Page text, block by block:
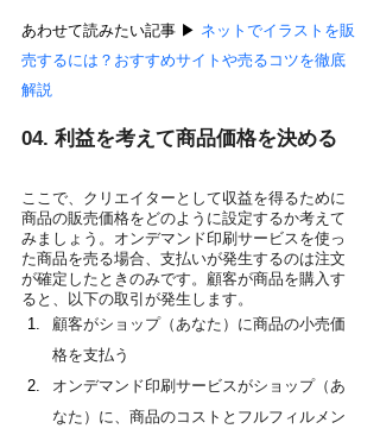
あわせて読みたい記事 ▶︎ ネットでイラストを販
売するには？おすすめサイトや売るコツを徹底
解説
04. 利益を考えて商品価格を決める
ここで、クリエイターとして収益を得るために
商品の販売価格をどのように設定するか考えて
みましょう。オンデマンド印刷サービスを使っ
た商品を売る場合、支払いが発生するのは注文
が確定したときのみです。顧客が商品を購入す
ると、以下の取引が発生します。
顧客がショップ（あなた）に商品の小売価
格を支払う
オンデマンド印刷サービスがショップ（あ
なた）に、商品のコストとフルフィルメン